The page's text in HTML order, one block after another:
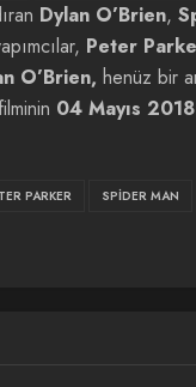
Dylan O’Brien,
Peter
O’Brien, henüz bir
04 Mayıs 2018
PARKER SPIDER MAN